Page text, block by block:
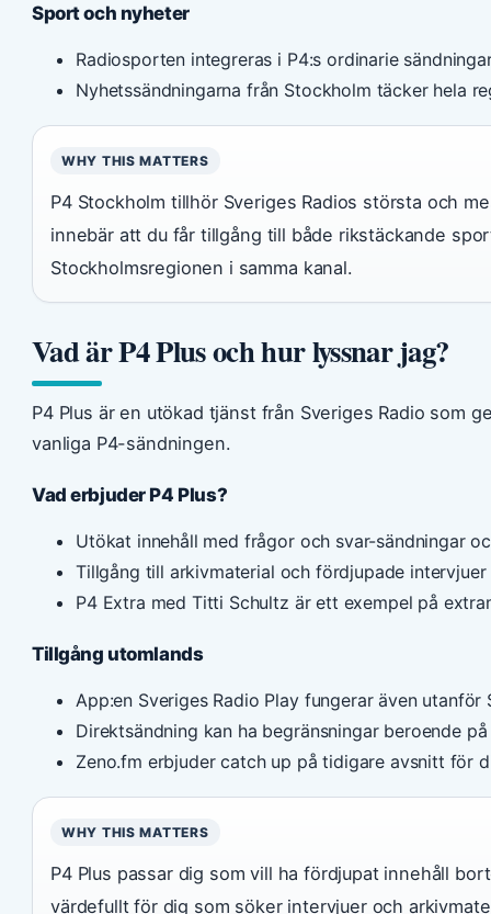
Sport och nyheter
Radiosporten integreras i P4:s ordinarie
Nyhetssändningarna från Stockholm täcker hela
WHY THIS MATTERS
P4 Stockholm tillhör Sveriges Radios största och
innebär att du får tillgång till både rikstäckande
Stockholmsregionen i samma kanal.
Vad är P4 Plus och hur lyssnar jag?
P4 Plus är en utökad tjänst från Sveriges Radio som
vanliga P4-sändningen.
Vad erbjuder P4 Plus?
Utökat innehåll med frågor och svar-sändningar
Tillgång till arkivmaterial och fördjupade intervjuer
P4 Extra med Titti Schultz är ett exempel på
Tillgång utomlands
App:en Sveriges Radio Play fungerar även
Direktsändning kan ha begränsningar beroende
Zeno.fm erbjuder catch up på tidigare avsnitt för
WHY THIS MATTERS
P4 Plus passar dig som vill ha fördjupat innehåll
värdefullt för dig som söker intervjuer och